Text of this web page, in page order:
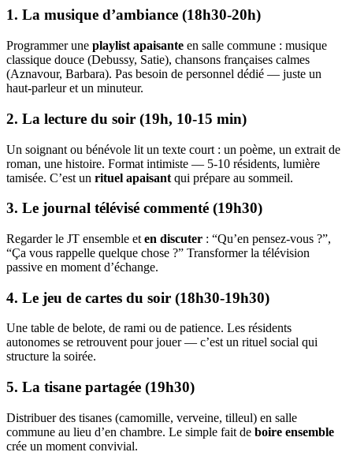
1. La musique d’ambiance (18h30-20h)
Programmer une playlist apaisante en salle commune : musique
classique douce (Debussy, Satie), chansons françaises calmes
(Aznavour, Barbara). Pas besoin de personnel dédié — juste un
haut-parleur et un minuteur.
2. La lecture du soir (19h, 10-15 min)
Un soignant ou bénévole lit un texte court : un poème, un extrait de
roman, une histoire. Format intimiste — 5-10 résidents, lumière
tamisée. C’est un rituel apaisant qui prépare au sommeil.
3. Le journal télévisé commenté (19h30)
Regarder le JT ensemble et en discuter : “Qu’en pensez-vous ?”,
“Ça vous rappelle quelque chose ?” Transformer la télévision
passive en moment d’échange.
4. Le jeu de cartes du soir (18h30-19h30)
Une table de belote, de rami ou de patience. Les résidents
autonomes se retrouvent pour jouer — c’est un rituel social qui
structure la soirée.
5. La tisane partagée (19h30)
Distribuer des tisanes (camomille, verveine, tilleul) en salle
commune au lieu d’en chambre. Le simple fait de boire ensemble
crée un moment convivial.